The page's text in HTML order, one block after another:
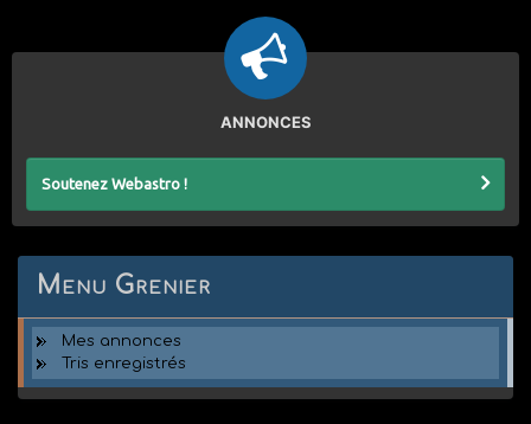
ANNONCES
Soutenez Webastro !
Menu Grenier
Mes annonces
Tris enregistrés